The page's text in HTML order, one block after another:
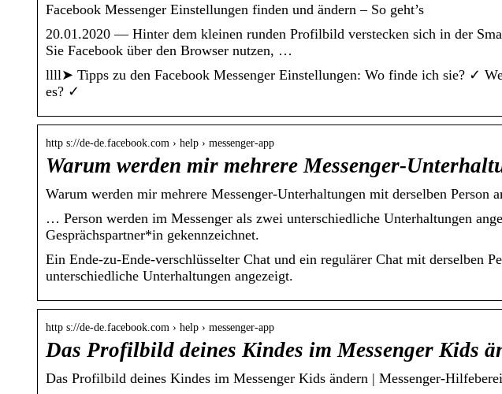
Facebook Messenger Einstellungen finden und ändern – So geht’s
20.01.2020 — Hinter dem kleinen runden Profilbild verstecken sich in der
Sie Facebook über den Browser nutzen, …
llll➤ Tipps zu den Facebook Messenger Einstellungen: Wo finde ich sie? ✓
es? ✓
http s://de-de.facebook.com › help › messenger-app
Warum werden mir mehrere Messenger-
Warum werden mir mehrere Messenger-Unterhaltungen mit derselben Person
… Person werden im Messenger als zwei unterschiedliche Unterhaltungen
Gesprächspartner*in gekennzeichnet.
Ein Ende-zu-Ende-verschlüsselter Chat und ein regulärer Chat mit derselben
unterschiedliche Unterhaltungen angezeigt.
http s://de-de.facebook.com › help › messenger-app
Das Profilbild deines Kindes im Messenger Kids
Das Profilbild deines Kindes im Messenger Kids ändern | Messenger-